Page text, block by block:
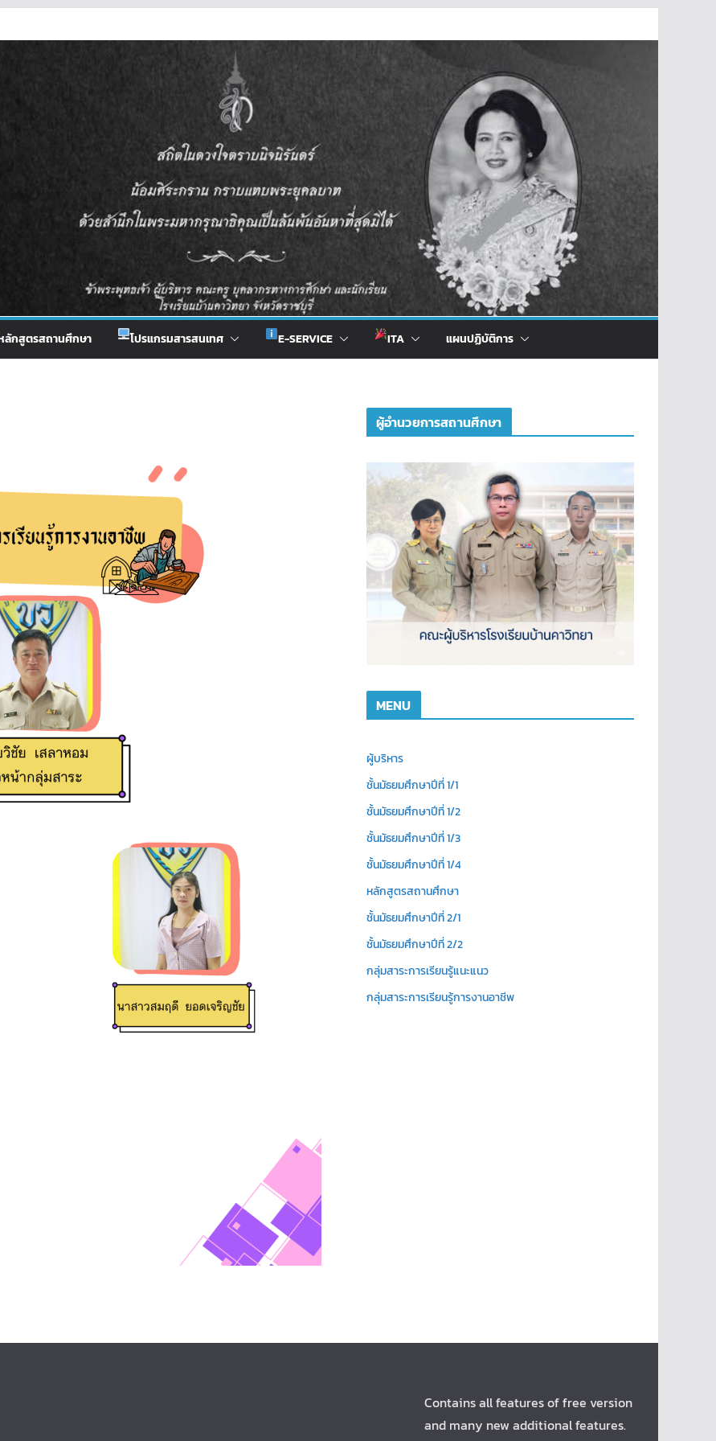
ลักสูตรสถานศึกษา โปรแกรมสารสนเทศ E-SERVICE ITA แผนปฏิบัติการ
ผู้อำนวยการสถานศึกษา
MENU
ผู้บริหาร
ชั้นมัธยมศึกษาปีที่ 1/1
ชั้นมัธยมศึกษาปีที่ 1/2
ชั้นมัธยมศึกษาปีที่ 1/3
ชั้นมัธยมศึกษาปีที่ 1/4
หลักสูตรสถานศึกษา
ชั้นมัธยมศึกษาปีที่ 2/1
ชั้นมัธยมศึกษาปีที่ 2/2
กลุ่มสาระการเรียนรู้แนะแนว
กลุ่มสาระการเรียนรู้การงานอาชีพ
Contains all features of free version
and many new additional features.